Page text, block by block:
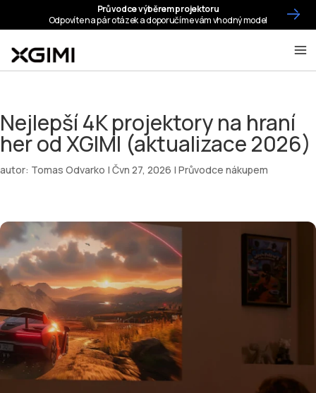
Nejlepší 4K projektory na hraní
her od XGIMI (aktualizace 2026)
autor: Tomas Odvarko | Čvn 27, 2026 | Průvodce nákupem